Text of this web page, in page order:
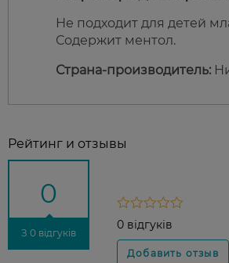
Не подходит для детей
Содержит ментол.
Страна-производитель:
Рейтинг и отзывы
0
З 0 відгуків
0 відгуків